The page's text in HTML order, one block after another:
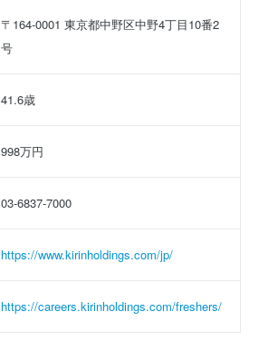
〒164-0001 東京都中野区中野4丁目10番2
号
41.6歳
998万円
03-6837-7000
https://www.kirinholdings.com/jp/
https://careers.kirinholdings.com/freshers/